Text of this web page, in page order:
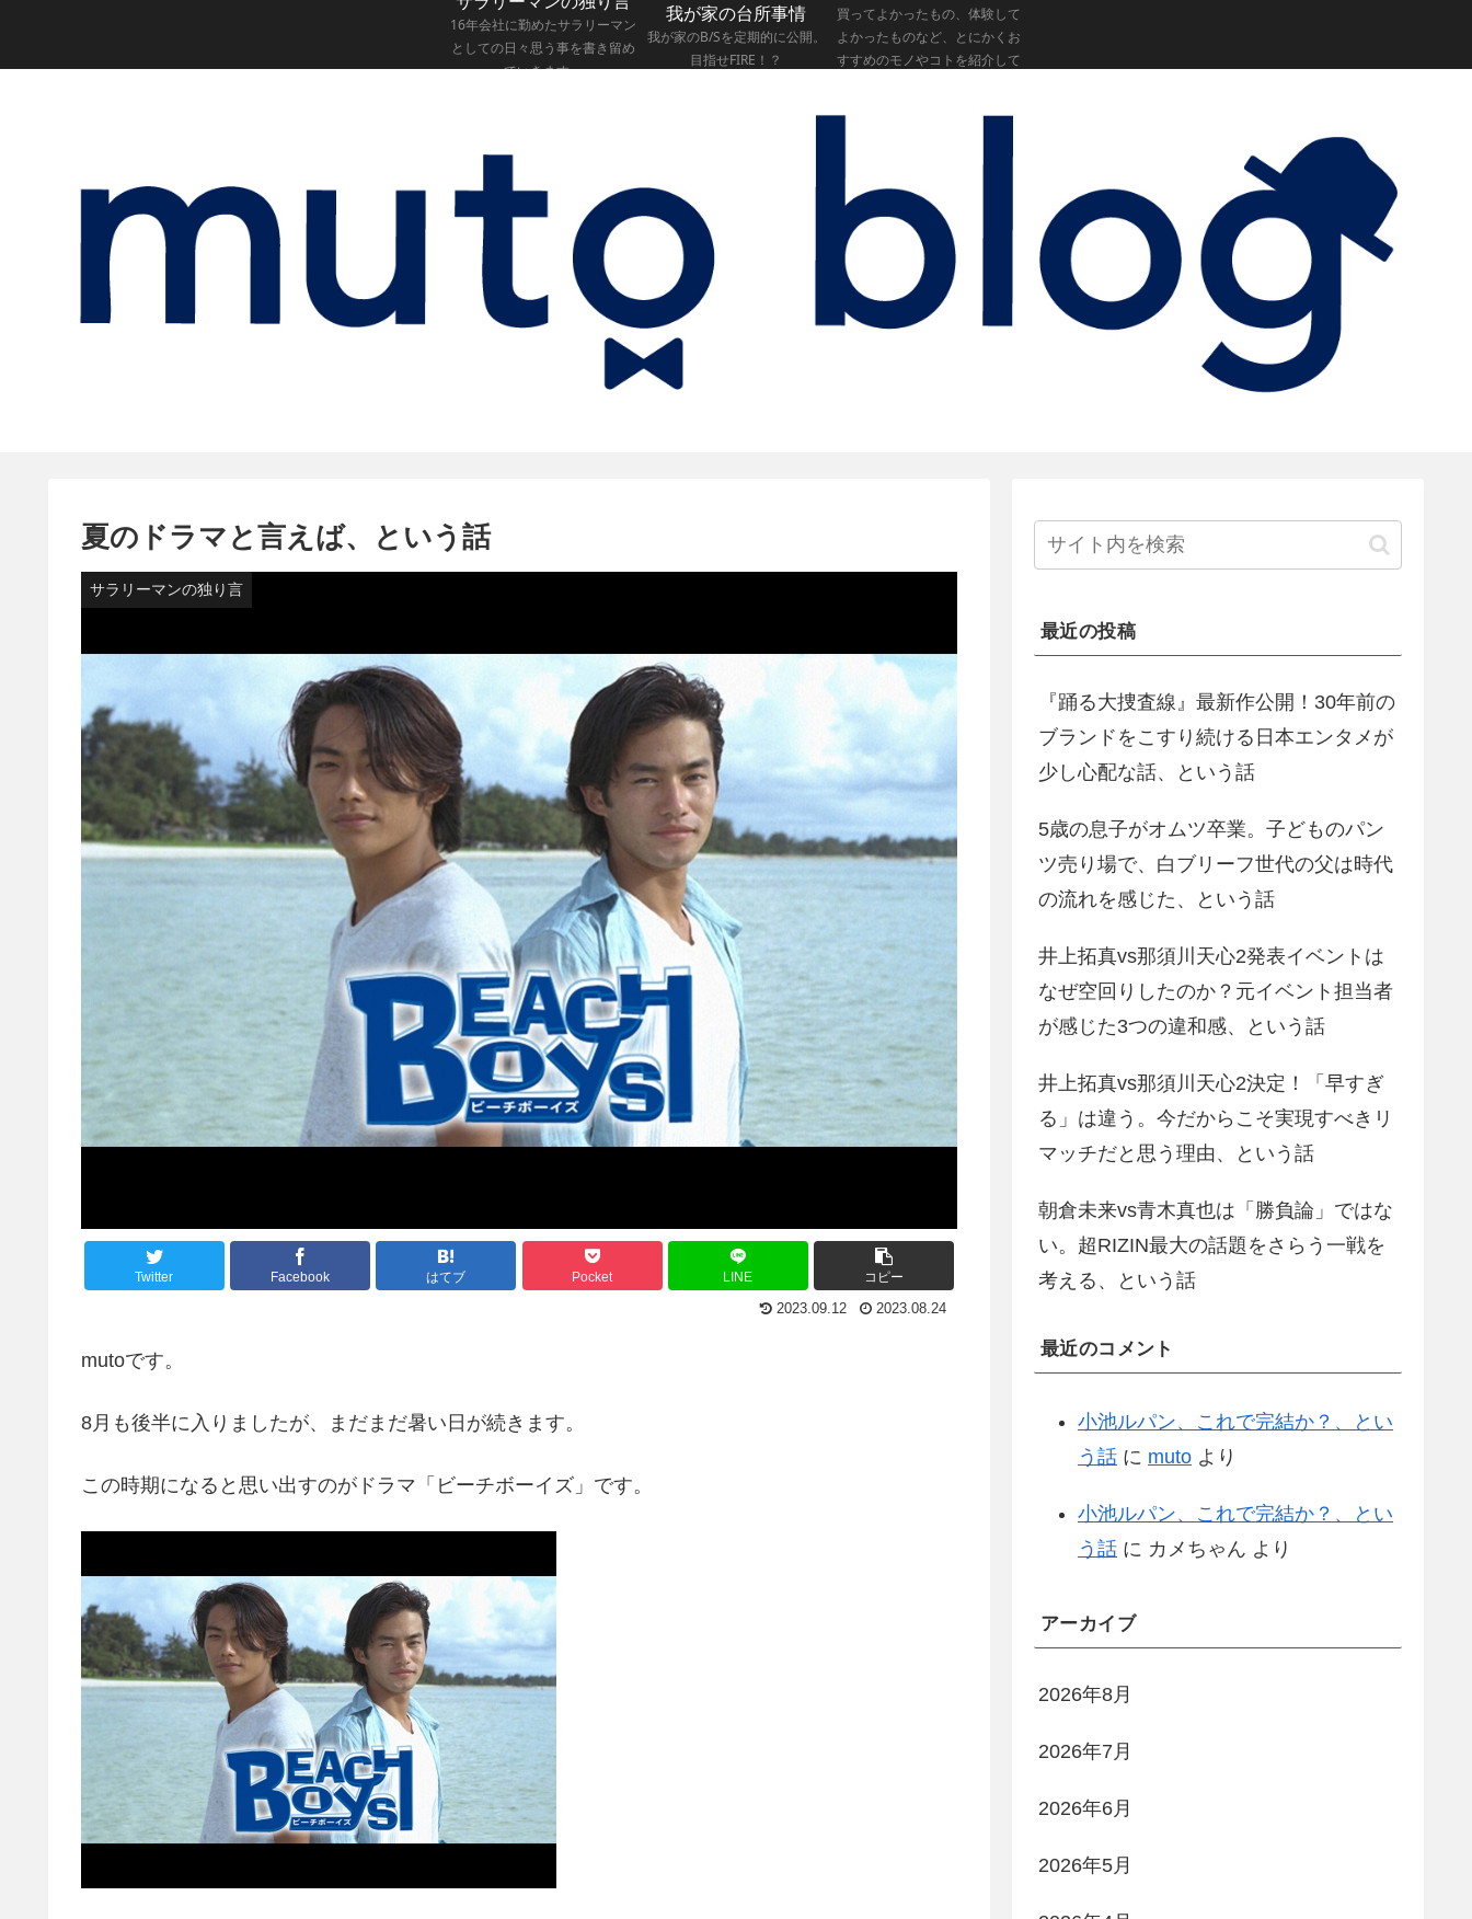
16年会社に勤めたサラリーマン
としての日々思う事を書き留め
ていきます。
我が家の台所事情
我が家のB/Sを定期的に公開。
目指せFIRE！？
買ってよかったもの、体験して
よかったものなど、とにかくお
すすめのモノやコトを紹介して
夏のドラマと言えば、という話
サラリーマンの独り言
Twitter Facebook はてブ Pocket LINE コピー
2023.09.12 2023.08.24
mutoです。
8月も後半に入りましたが、まだまだ暑い日が続きます。
この時期になると思い出すのがドラマ「ビーチボーイズ」です。
最近の投稿
『踊る大捜査線』最新作公開！30年前の
ブランドをこすり続ける日本エンタメが
少し心配な話、という話
5歳の息子がオムツ卒業。子どものパン
ツ売り場で、白ブリーフ世代の父は時代
の流れを感じた、という話
井上拓真vs那須川天心2発表イベントは
なぜ空回りしたのか？元イベント担当者
が感じた3つの違和感、という話
井上拓真vs那須川天心2決定！「早すぎ
る」は違う。今だからこそ実現すべきリ
マッチだと思う理由、という話
朝倉未来vs青木真也は「勝負論」ではな
い。超RIZIN最大の話題をさらう一戦を
考える、という話
最近のコメント
小池ルパン、これで完結か？、とい
う話 に muto より
小池ルパン、これで完結か？、とい
う話 に カメちゃん より
アーカイブ
2026年8月
2026年7月
2026年6月
2026年5月